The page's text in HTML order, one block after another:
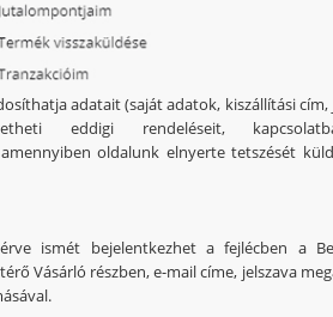
adatait (saját adatok, kiszállítási cím,
eddigi rendeléseit,
amennyiben oldalunk elnyerte tetszését
ismét bejelentkezhet a fejlécben a
Vásárló részben, e-mail címe, jelszava